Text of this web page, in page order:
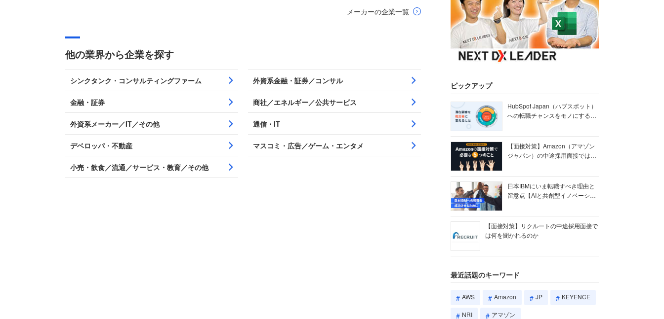
メーカーの企業一覧
他の業界から企業を探す
シンクタンク・コンサルティングファーム 外資系金融・証券／コンサル
金融・証券 商社／エネルギー／公共サービス
外資系メーカー／IT／その他 通信・IT
デベロッパ・不動産 マスコミ・広告／ゲーム・エンタメ
小売・飲食／流通／サービス・教育／その他
ピックアップ
HubSpot Japan（ハブスポット）
への転職チャンスをモノにする
【面接対策】Amazon（アマゾン
ジャパン）の中途採用面接では何
日本IBMにいま転職すべき理由と
留意点【AIと共創型イノベーショ
【面接対策】リクルートの中途採用面接で
は何を聞かれるのか
最近話題のキーワード
AWS Amazon JP KEYENCE
NRI アマゾン